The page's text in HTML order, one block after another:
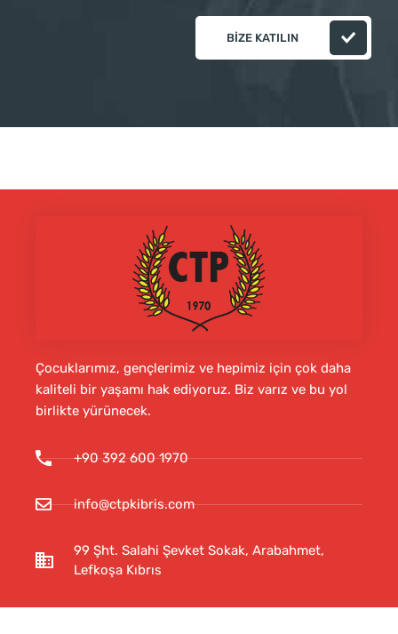
BIZE KATILIN
Çocuklarımız, gençlerimiz ve hepimiz için çok daha
kaliteli bir yaşamı hak ediyoruz. Biz varız ve bu yol
birlikte yürünecek.
+90 392 600 1970
info@ctpkibris.com
99 Şht. Salahi Şevket Sokak, Arabahmet,
Lefkoşa Kıbrıs